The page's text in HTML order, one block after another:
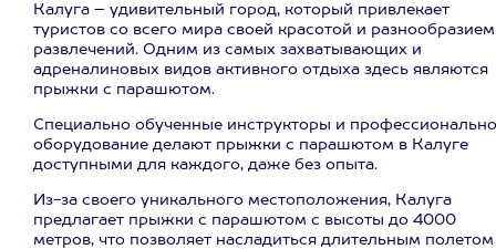
Калуга – удивительный город, который привлекает
туристов со всего мира своей красотой и разнообразием
развлечений. Одним из самых захватывающих и
адреналиновых видов активного отдыха здесь являются
прыжки с парашютом.
Специально обученные инструкторы и
оборудование делают прыжки с парашютом в Калуге
доступными для каждого, даже без опыта.
Из-за своего уникального местоположения, Калуга
предлагает прыжки с парашютом с высоты до 4000
метров, что позволяет насладиться длительным